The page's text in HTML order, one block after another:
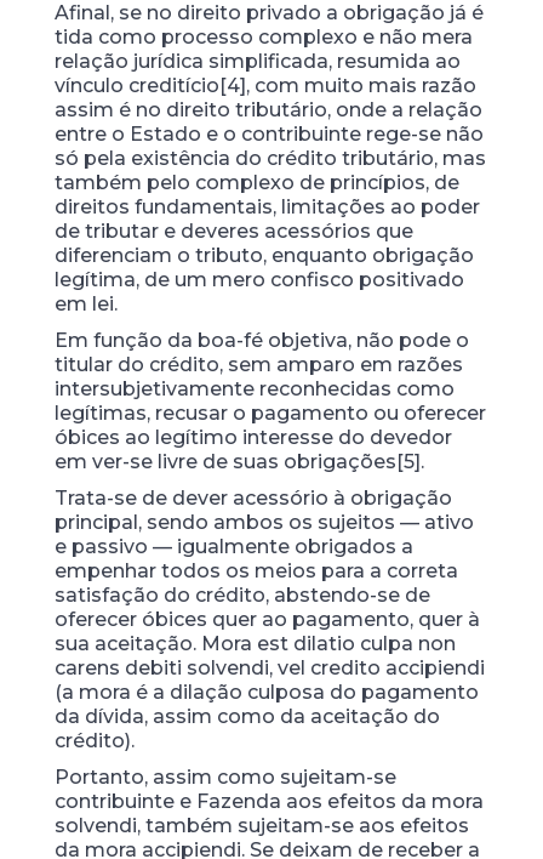
Afinal, se no direito privado a obrigação já é
tida como processo complexo e não mera
relação jurídica simplificada, resumida ao
vínculo creditício[4], com muito mais razão
assim é no direito tributário, onde a relação
entre o Estado e o contribuinte rege-se não
só pela existência do crédito tributário, mas
também pelo complexo de princípios, de
direitos fundamentais, limitações ao poder
de tributar e deveres acessórios que
diferenciam o tributo, enquanto obrigação
legítima, de um mero confisco positivado
em lei.
Em função da boa-fé objetiva, não pode o
titular do crédito, sem amparo em razões
intersubjetivamente reconhecidas como
legítimas, recusar o pagamento ou oferecer
óbices ao legítimo interesse do devedor
em ver-se livre de suas obrigações[5].
Trata-se de dever acessório à obrigação
principal, sendo ambos os sujeitos — ativo
e passivo — igualmente obrigados a
empenhar todos os meios para a correta
satisfação do crédito, abstendo-se de
oferecer óbices quer ao pagamento, quer à
sua aceitação. Mora est dilatio culpa non
carens debiti solvendi, vel credito accipiendi
(a mora é a dilação culposa do pagamento
da dívida, assim como da aceitação do
crédito).
Portanto, assim como sujeitam-se
contribuinte e Fazenda aos efeitos da mora
solvendi, também sujeitam-se aos efeitos
da mora accipiendi. Se deixam de receber a